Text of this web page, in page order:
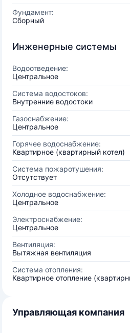
Фундамент:
Сборный
Инженерные системы
Водоотведение:
Центральное
Система водостоков:
Внутренние водостоки
Газоснабжение:
Центральное
Горячее водоснабжение:
Квартирное (квартирный котел)
Система пожаротушения:
Отсутствует
Холодное водоснабжение:
Центральное
Электроснабжение:
Центральное
Вентиляция:
Вытяжная вентиляция
Система отопления:
Квартирное отопление
Управляющая компания